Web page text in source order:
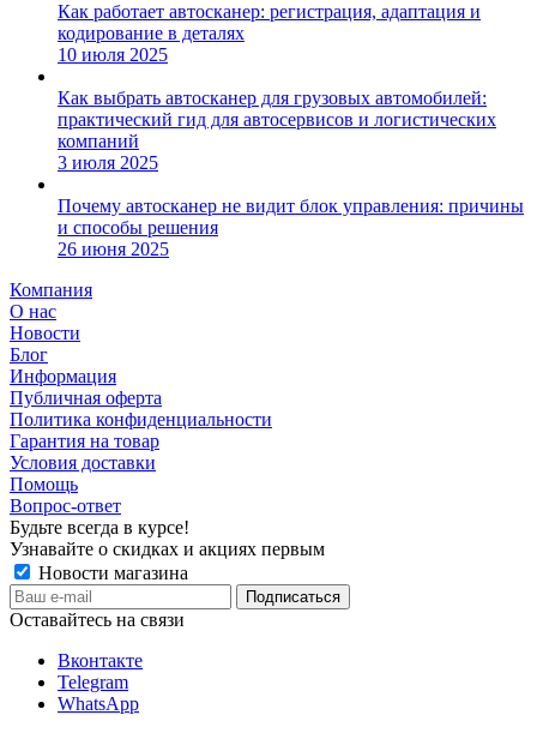
Как работает автосканер: регистрация, адаптация и
кодирование в деталях
10 июля 2025
Как выбрать автосканер для грузовых автомобилей:
практический гид для автосервисов и логистических
компаний
3 июля 2025
Почему автосканер не видит блок управления: причины
и способы решения
26 июня 2025
Компания
О нас
Новости
Блог
Информация
Публичная оферта
Политика конфиденциальности
Гарантия на товар
Условия доставки
Помощь
Вопрос-ответ
Будьте всегда в курсе!
Узнавайте о скидках и акциях первым
Новости магазина
Оставайтесь на связи
Вконтакте
Telegram
WhatsApp